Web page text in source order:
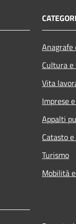
Cultura
Vita
Imprese
Appalti
Catasto
Turismo
Mobilità